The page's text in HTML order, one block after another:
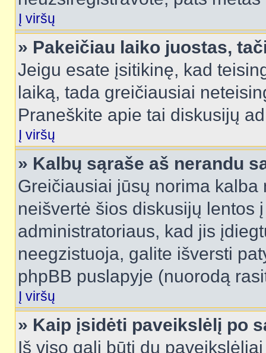
Į viršų
» Pakeičiau laiko juostas,
Jeigu esate įsitikinę, kad
laiką, tada greičiausiai
Praneškite apie tai diskusijų
Į viršų
» Kalbų sąraše aš nerandu
Greičiausiai jūsų norima
neišvertė šios diskusijų lentos
administratoriaus, kad jis
neegzistuoja, galite išversti
phpBB puslapyje (nuorodą
Į viršų
» Kaip įsidėti paveikslėlį po
Iš viso gali būti du